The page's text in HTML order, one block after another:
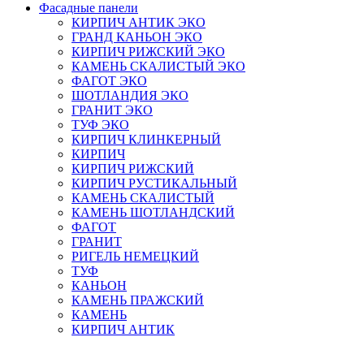
Фасадные панели
КИРПИЧ АНТИК ЭКО
ГРАНД КАНЬОН ЭКО
КИРПИЧ РИЖСКИЙ ЭКО
КАМЕНЬ СКАЛИСТЫЙ ЭКО
ФАГОТ ЭКО
ШОТЛАНДИЯ ЭКО
ГРАНИТ ЭКО
ТУФ ЭКО
КИРПИЧ КЛИНКЕРНЫЙ
КИРПИЧ
КИРПИЧ РИЖСКИЙ
КИРПИЧ РУСТИКАЛЬНЫЙ
КАМЕНЬ СКАЛИСТЫЙ
КАМЕНЬ ШОТЛАНДСКИЙ
ФАГОТ
ГРАНИТ
РИГЕЛЬ НЕМЕЦКИЙ
ТУФ
КАНЬОН
КАМЕНЬ ПРАЖСКИЙ
КАМЕНЬ
КИРПИЧ АНТИК